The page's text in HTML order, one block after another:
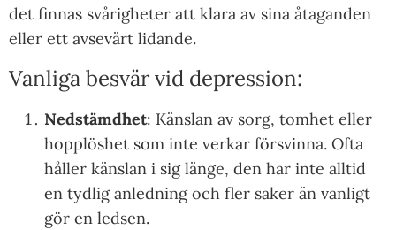
det finnas svårigheter att klara av sina åtaganden
eller ett avsevärt lidande.
Vanliga besvär vid depression:
Nedstämdhet: Känslan av sorg, tomhet eller
hopplöshet som inte verkar försvinna. Ofta
håller känslan i sig länge, den har inte alltid
en tydlig anledning och fler saker än vanligt
gör en ledsen.